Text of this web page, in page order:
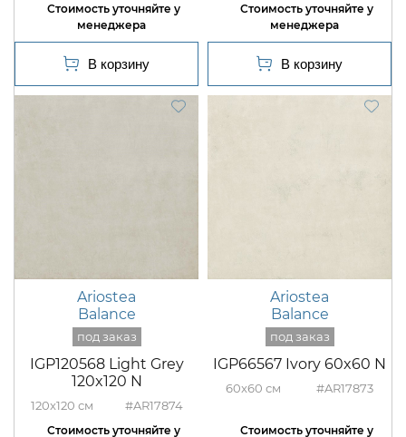
Ariostea
Balance
IGP120568 Light Grey
120x120 N
120x120 #AR17874
Ariostea
Balance
IGP66567 Ivory 60x60 N
60x60 #AR17873